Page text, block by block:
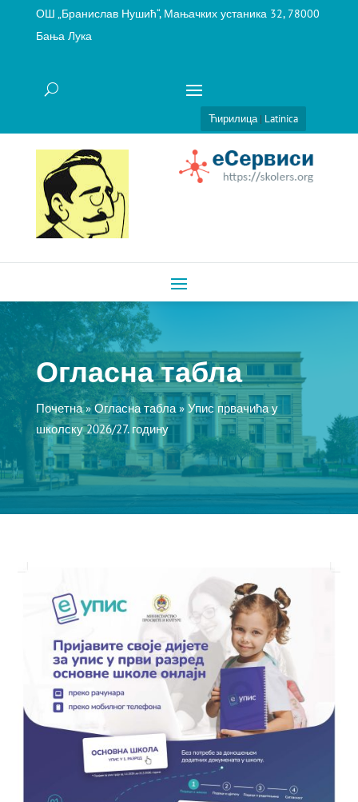
ОШ „Бранислав Нушић“, Мањачких устаника 32, 78000
Бања Лука
Ћирилица| Latinica
Огласна табла
Почетна»Огласна табла» Упис првачића у
школску 2026/27. годину